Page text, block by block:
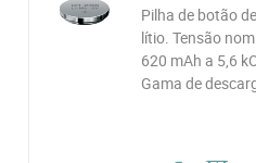
Pilha de botão
lítio. Tensão
620 mAh a 5,6
Gama de